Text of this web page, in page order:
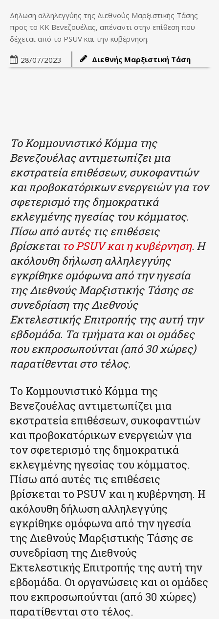
Δήλωση αλληλεγγύης της Διεθνούς Μαρξιστικής Τάσης
προς το ΚΚ Βενεζουέλας, απέναντι στην επίθεση που
δέχεται από το PSUV και την κυβέρνηση.
28/07/2023 Διεθνής Μαρξιστική Τάση
Το Κομμουνιστικό Κόμμα της
Βενεζουέλας αντιμετωπίζει μια
εκστρατεία επιθέσεων, συκοφαντιών
και προβοκατόρικων ενεργειών για τον
σφετερισμό της δημοκρατικά
εκλεγμένης ηγεσίας του κόμματος.
Πίσω από αυτές τις επιθέσεις
βρίσκεται το PSUV και η κυβέρνηση. Η
ακόλουθη δήλωση αλληλεγγύης
εγκρίθηκε ομόφωνα από την ηγεσία
της Διεθνούς Μαρξιστικής Τάσης σε
συνεδρίαση της Διεθνούς
Εκτελεστικής Επιτροπής της αυτή την
εβδομάδα. Τα τμήματα και οι ομάδες
που εκπροσωπούνται (από 30 χώρες)
παρατίθενται στο τέλος.
Το Κομμουνιστικό Κόμμα της
Βενεζουέλας αντιμετωπίζει μια
εκστρατεία επιθέσεων, συκοφαντιών
και προβοκατόρικων ενεργειών για
τον σφετερισμό της δημοκρατικά
εκλεγμένης ηγεσίας του κόμματος.
Πίσω από αυτές τις επιθέσεις
βρίσκεται το PSUV και η κυβέρνηση. Η
ακόλουθη δήλωση αλληλεγγύης
εγκρίθηκε ομόφωνα από την ηγεσία
της Διεθνούς Μαρξιστικής Τάσης σε
συνεδρίαση της Διεθνούς
Εκτελεστικής Επιτροπής της αυτή την
εβδομάδα. Οι οργανώσεις και οι ομάδες
που εκπροσωπούνται (από 30 χώρες)
παρατίθενται στο τέλος.